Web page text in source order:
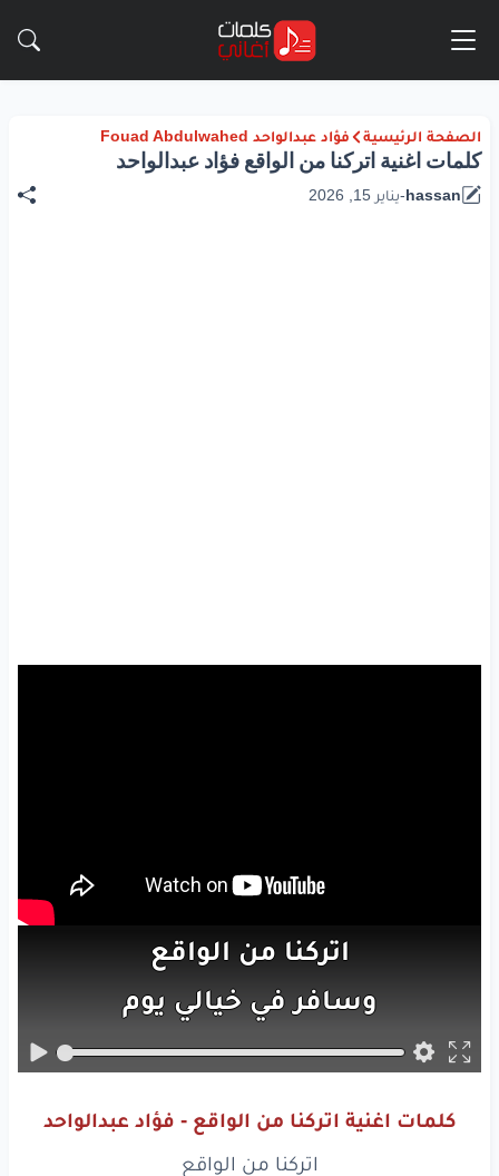
الصفحة الرئيسية فؤاد عبدالواحد Fouad Abdulwahed
كلمات اغنية اتركنا من الواقع فؤاد عبدالواحد
hassan
-يناير 15, 2026
اتركنا من الواقع
وسافر في خيالي يوم
شفكيفجلاسك
من غلاك
كلمات اغنية اتركنا من الواقع - فؤاد عبدالواحد
اتركنا من الواقع